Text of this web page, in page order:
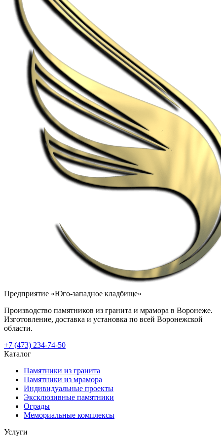
Предприятие «Юго-западное кладбище»
Производство памятников из гранита и мрамора в Воронеже.
Изготовление, доставка и установка по всей Воронежской
области.
+7 (473) 234-74-50
Каталог
Памятники из гранита
Памятники из мрамора
Индивидуальные проекты
Эксклюзивные памятники
Ограды
Мемориальные комплексы
Услуги